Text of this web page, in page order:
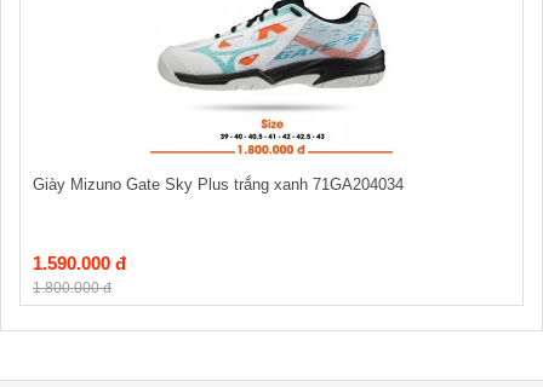
Giày Mizuno Gate Sky Plus trắng xanh 71GA204034
1.590.000 đ
1.800.000 đ